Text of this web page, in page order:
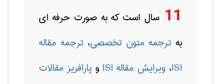
11 سال است که به صورت حرفه ای
به ترجمه متون تخصصی،ترجمه مقاله
ISI، ویرایش مقاله ISI و پارافریز مقالات